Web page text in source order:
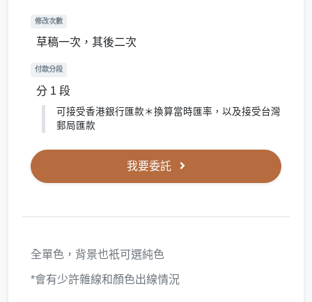
修改次數
草稿一次，其後二次
付款分段
分 1 段
可接受香港銀行匯款＊換算當時匯率，以及接受台灣
郵局匯款
我要委託
全單色，背景也衹可選純色
*會有少許雜線和顏色出線情況